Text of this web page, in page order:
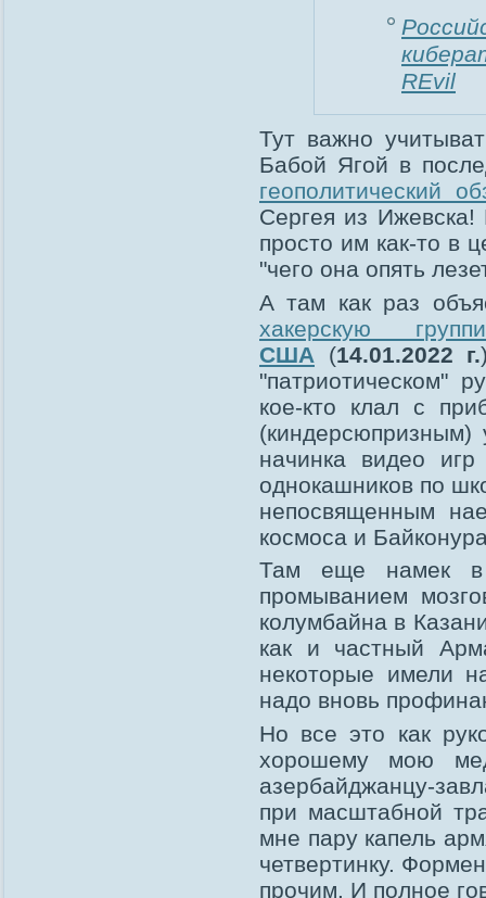
REvil
Тут важно
Бабой Ягой в
геополитический
Сергея из
просто им как-то в
"чего она опять
А там как раз
хакерскую
США (14.01.2022 г.
"патриотическом"
кое-кто клал с
начинка видео
однокашников по
непосвященным
космоса и
Там еще намек в
промыванием
колумбайна в
как и частный
некоторые имели
надо вновь
Но все это как
хорошему мою
азербайджанцу-
при масштабной
мне пару капель
четвертинку.
прочим. И полное